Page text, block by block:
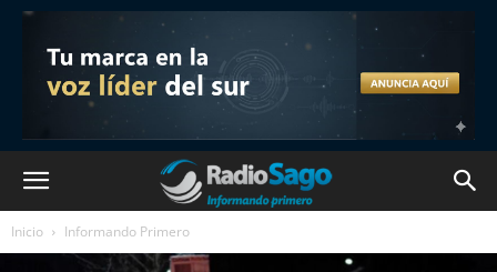
Inicio Informando Primero